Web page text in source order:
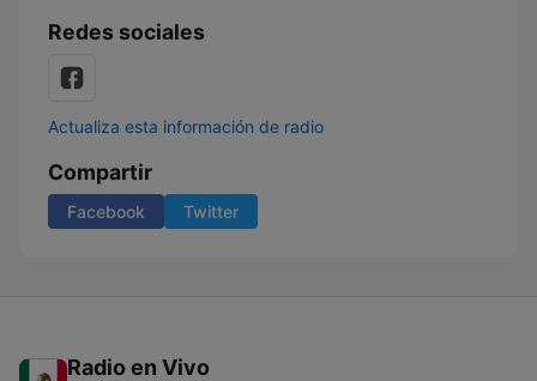
Redes sociales
Actualiza esta información de radio
Compartir
Facebook Twitter
Radio en Vivo